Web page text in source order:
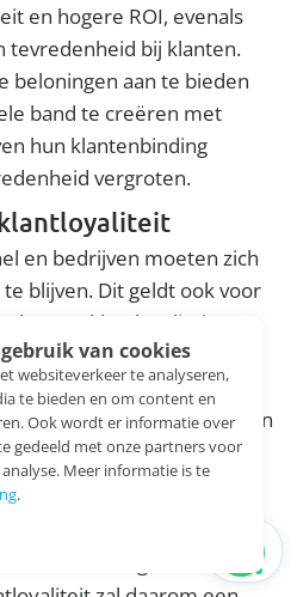
en hogere ROI, evenals
bij klanten.
beloningen aan te bieden
band te creëren met
hun klantenbinding
vergroten.
en bedrijven moeten zich
blijven. Dit geldt ook voor
van klantloyaliteit. Een
is de verschuiving
het voor bedrijven
klantgericht te zijn en een
te hanteren.
steeds kritischer
het voor bedrijven een
verwachtingen van
van cookies
websiteverkeer te analyseren,
te bieden en om content en
Ook wordt er informatie over
gedeeld met onze partners voor
Meer informatie is te
.